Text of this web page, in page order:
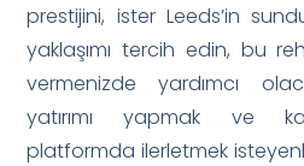
prestijini, ister Leeds’in
yaklaşımı tercih edin, bu
vermenizde yardımcı
yatırımı yapmak ve
platformda ilerletmek